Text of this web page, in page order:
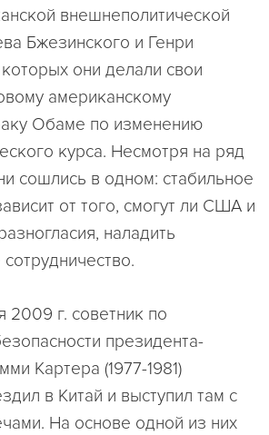
внешнеполитической
Бжезинского и Генри
они делали свои
американскому
Обаме по изменению
курса. Несмотря на ряд
сошлись в одном: стабильное
от того, смогут ли США и
наладить
2009 г. советник по
президента-
Картера (1977-1981)
в Китай и выступил там с
На основе одной из них